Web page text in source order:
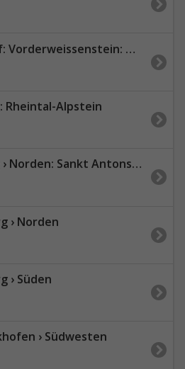
Weissenstein
Rheintal-Alpstein
Sankt Antonstrasse
› Norden
› Süden
› Südwesten